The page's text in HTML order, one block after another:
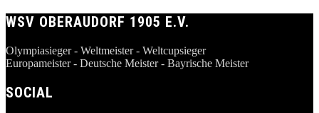
WSV OBERAUDORF 1905 E.V.
Olympiasieger - Weltmeister - Weltcupsieger
Europameister - Deutsche Meister - Bayrische Meister
SOCIAL